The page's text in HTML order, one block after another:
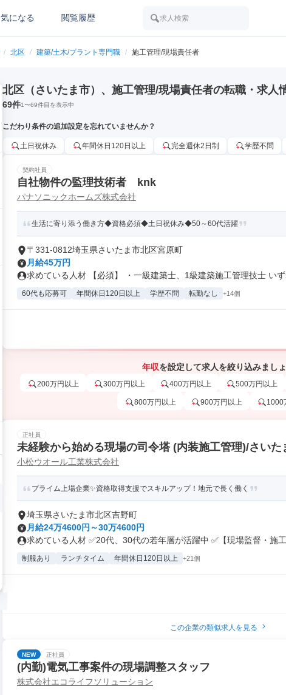
気になる 閲覧履歴 求人検索
/ 北区 / 建築/土木/プラント専門職 / 施工管理/現場責任者
北区（さいたま市）、施工管理/現場責任者の転職・求人
69件1〜69件目を表示中
こだわり条件の追加設定を忘れていませんか？
土日祝休み 年間休日120日以上 完全週休2日制 学歴不問
契約社員
自社物件の監理技術者 knk
パナソニックホームズ株式会社
生活に寄り添う働き方◆資格必須◆土日祝休み◆50～60代活躍
〒331-0812埼玉県さいたま市北区宮原町
月給45万円
求めている人材 【必須】 ・一級建築士、1級建築施工管理技士 いず
60代も応募可 年間休日120日以上 学歴不問 転勤なし +14個
年収を設定して求人を絞り込みまし
200万円以上 300万円以上 400万円以上 500万円以上
800万円以上 900万円以上 1000
正社員
未経験から始める現場の司令塔 (内装施工管理)/さいた
小松ウオール工業株式会社
プライム上場企業✨資格取得支援でスキルアップ！地元で長く働く
埼玉県さいたま市北区吉野町
月給24万4600円～30万4600円
求めている人材 ✅20代、30代の若年層が活躍中 ✅【現場監督・施工
制服あり ランチタイム 年間休日120日以上 +21個
この企業の類似求人を見る
NEW 正社員
(内勤)電気工事案件の現場調整スタッフ
株式会社エコライフソリューション